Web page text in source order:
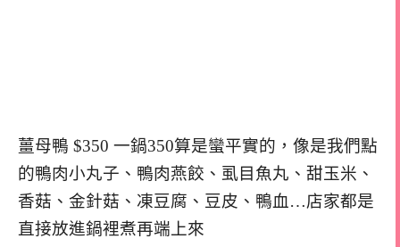
薑母鴨 $350 一鍋350算是蠻平實的，像是我們點
的鴨肉小丸子、鴨肉燕餃、虱目魚丸、甜玉米、
香菇、金針菇、凍豆腐、豆皮、鴨血…店家都是
直接放進鍋裡煮再端上來